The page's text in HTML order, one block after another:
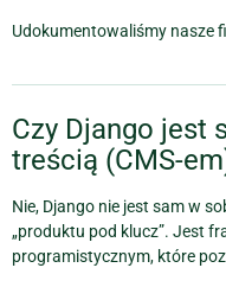
Udokumentowaliśmy nasze
Czy Django jest
treścią (CMS-
Nie, Django nie jest sam w
„produktu pod klucz”. Jest
programistycznym, które